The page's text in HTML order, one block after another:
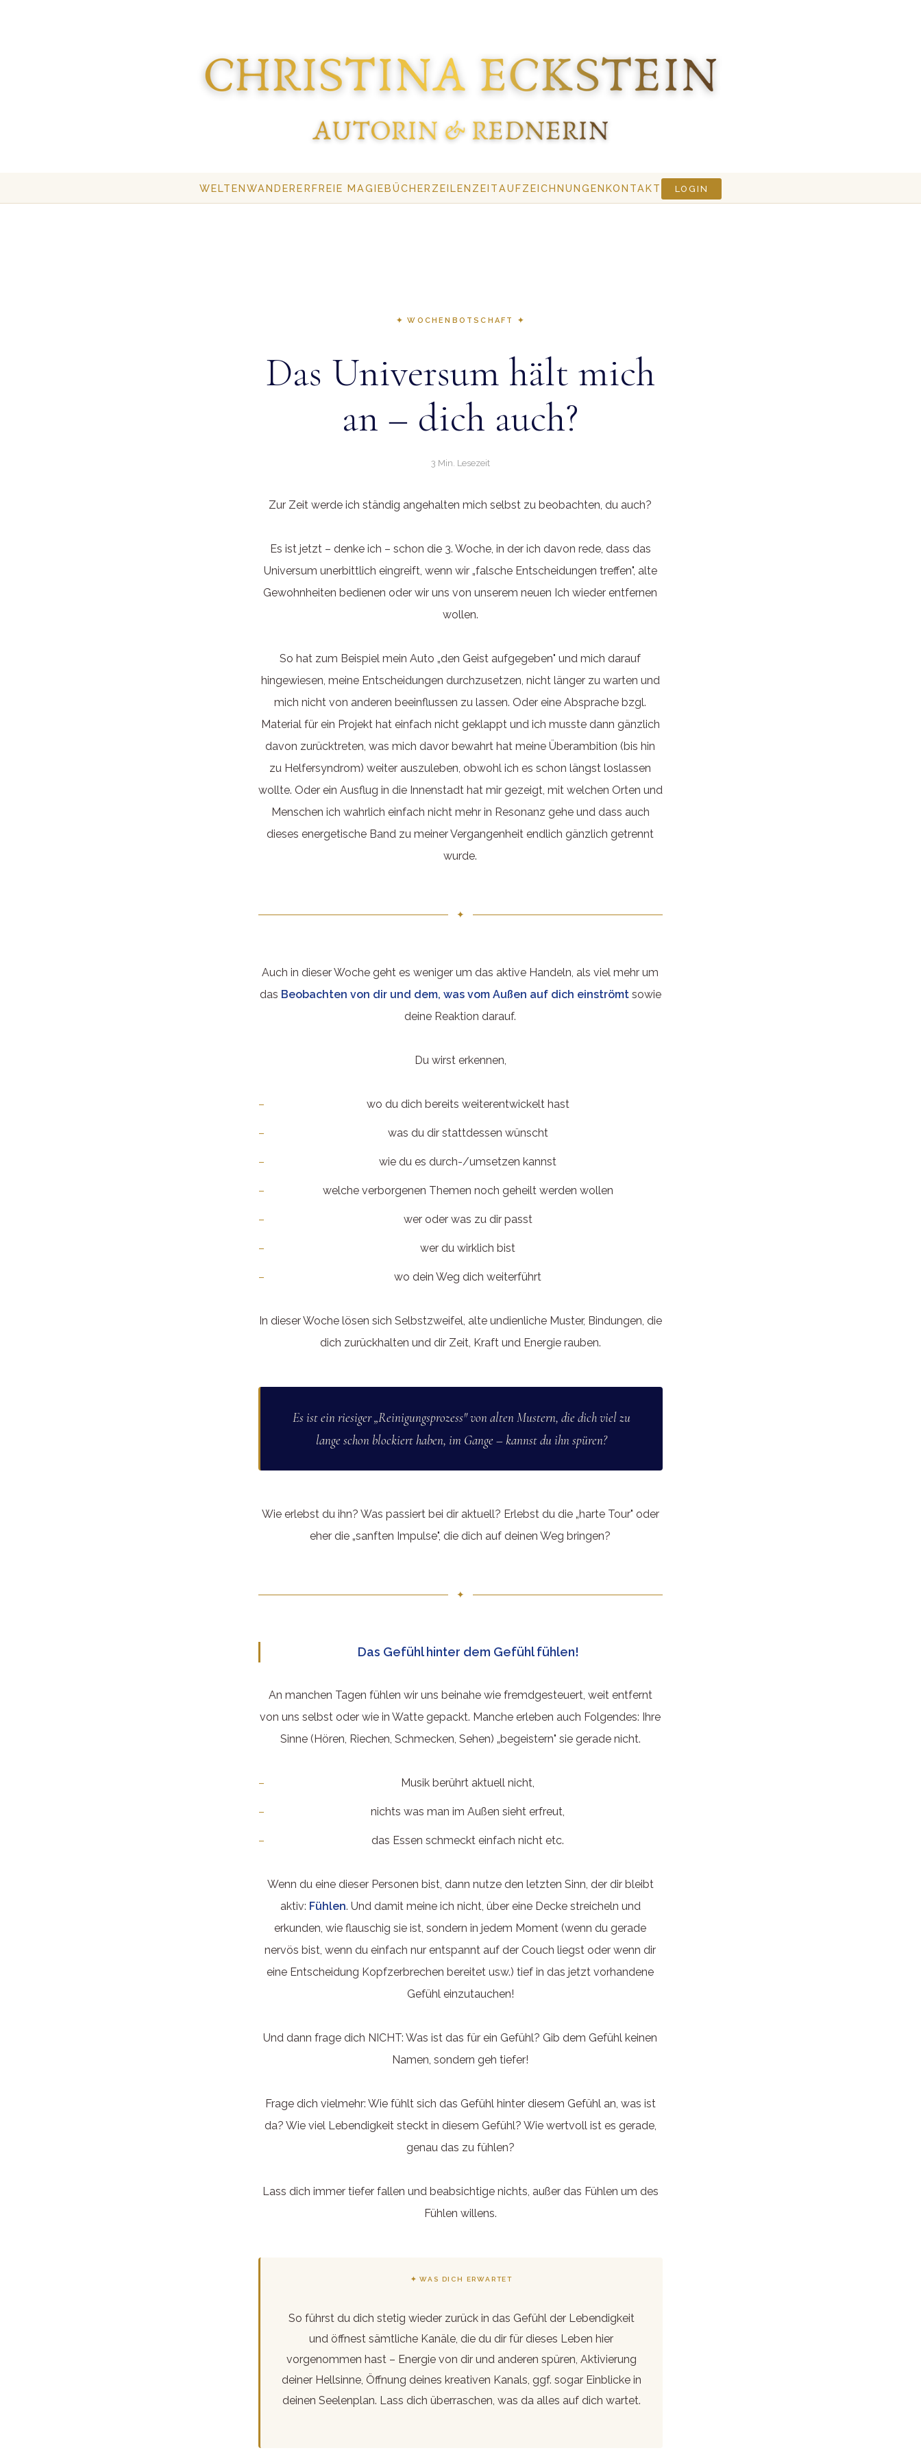
WELTENWANDERERFREIE MAGIEBÜCHER ZEILENZEITAUFZEICHNUNGENKONTAKT LOGIN
✦ WOCHENBOTSCHAFT ✦
Das Universum hält mich
an – dich auch?
3 Min. Lesezeit
Zur Zeit werde ich ständig angehalten mich selbst zu beobachten, du auch?
Es ist jetzt – denke ich – schon die 3. Woche, in der ich davon rede, dass das
Universum unerbittlich eingreift, wenn wir „falsche Entscheidungen treffen", alte
Gewohnheiten bedienen oder wir uns von unserem neuen Ich wieder entfernen
wollen.
So hat zum Beispiel mein Auto „den Geist aufgegeben" und mich darauf
hingewiesen, meine Entscheidungen durchzusetzen, nicht länger zu warten und
mich nicht von anderen beeinflussen zu lassen. Oder eine Absprache bzgl.
Material für ein Projekt hat einfach nicht geklappt und ich musste dann gänzlich
davon zurücktreten, was mich davor bewahrt hat meine Überambition (bis hin
zu Helfersyndrom) weiter auszuleben, obwohl ich es schon längst loslassen
wollte. Oder ein Ausflug in die Innenstadt hat mir gezeigt, mit welchen Orten und
Menschen ich wahrlich einfach nicht mehr in Resonanz gehe und dass auch
dieses energetische Band zu meiner Vergangenheit endlich gänzlich getrennt
wurde.
✦
Auch in dieser Woche geht es weniger um das aktive Handeln, als viel mehr um
das Beobachten von dir und dem, was vom Außen auf dich einströmtsowie
deine Reaktion darauf.
Du wirst erkennen,
wo du dich bereits weiterentwickelt hast
was du dir stattdessen wünscht
wie du es durch-/umsetzen kannst
welche verborgenen Themen noch geheilt werden wollen
wer oder was zu dir passt
wer du wirklich bist
wo dein Weg dich weiterführt
In dieser Woche lösen sich Selbstzweifel, alte undienliche Muster, Bindungen, die
dich zurückhalten und dir Zeit, Kraft und Energie rauben.
Es ist ein riesiger „Reinigungsprozess" von alten Mustern, die dich viel zu
lange schon blockiert haben, im Gange – kannst du ihn spüren?
Wie erlebst du ihn? Was passiert bei dir aktuell? Erlebst du die „harte Tour" oder
eher die „sanften Impulse", die dich auf deinen Weg bringen?
✦
Das Gefühl hinter dem Gefühl fühlen!
An manchen Tagen fühlen wir uns beinahe wie fremdgesteuert, weit entfernt
von uns selbst oder wie in Watte gepackt. Manche erleben auch Folgendes: Ihre
Sinne (Hören, Riechen, Schmecken, Sehen) „begeistern" sie gerade nicht.
Musik berührt aktuell nicht,
nichts was man im Außen sieht erfreut,
das Essen schmeckt einfach nicht etc.
Wenn du eine dieser Personen bist, dann nutze den letzten Sinn, der dir bleibt
aktiv: Fühlen. Und damit meine ich nicht, über eine Decke streicheln und
erkunden, wie flauschig sie ist, sondern in jedem Moment (wenn du gerade
nervös bist, wenn du einfach nur entspannt auf der Couch liegst oder wenn dir
eine Entscheidung Kopfzerbrechen bereitet usw.) tief in das jetzt vorhandene
Gefühl einzutauchen!
Und dann frage dich NICHT: Was ist das für ein Gefühl? Gib dem Gefühl keinen
Namen, sondern geh tiefer!
Frage dich vielmehr: Wie fühlt sich das Gefühl hinter diesem Gefühl an, was ist
da? Wie viel Lebendigkeit steckt in diesem Gefühl? Wie wertvoll ist es gerade,
genau das zu fühlen?
Lass dich immer tiefer fallen und beabsichtige nichts, außer das Fühlen um des
Fühlen willens.
✦ WAS DICH ERWARTET
So führst du dich stetig wieder zurück in das Gefühl der Lebendigkeit
und öffnest sämtliche Kanäle, die du dir für dieses Leben hier
vorgenommen hast – Energie von dir und anderen spüren, Aktivierung
deiner Hellsinne, Öffnung deines kreativen Kanals, ggf. sogar Einblicke in
deinen Seelenplan. Lass dich überraschen, was da alles auf dich wartet.